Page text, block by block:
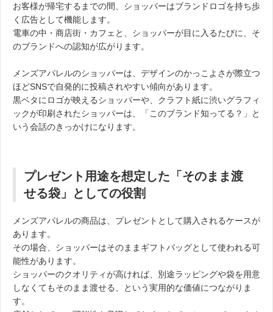
お客様が帰宅するまでの間、ショッパーはブランドロゴを持ち歩
く広告として機能します。
電車の中・商店街・カフェと、ショッパーが目に入るたびに、そ
のブランドへの認知が広がります。
メンズアパレルのショッパーは、デザインのかっこよさが際立つ
ほどSNSで自発的に投稿されやすい傾向があります。
黒ベタにロゴが映えるショッパーや、クラフト紙に渋いグラフィ
ックが印刷されたショッパーは、「このブランド知ってる？」と
いう会話のきっかけになります。
プレゼント用途を想定した「そのまま渡
せる袋」としての役割
メンズアパレルの商品は、プレゼントとして購入されるケースが
あります。
その場合、ショッパーはそのままギフトバッグとして使われる可
能性があります。
ショッパーのクオリティが高ければ、別途ラッピングや袋を用意
しなくてもそのまま渡せる、という実用的な価値につながりま
す。